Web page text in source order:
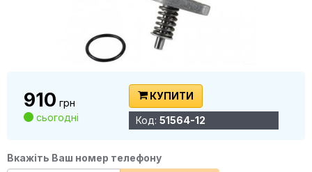
910 грн
сьогодні
КУПИТИ
Код: 51564-12
Вкажіть Ваш номер телефону